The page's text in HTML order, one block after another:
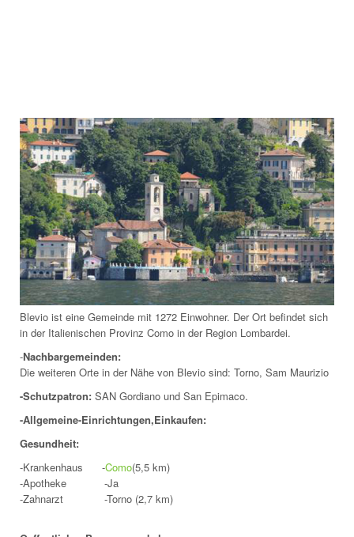
Blevio ist eine Gemeinde mit 1272 Einwohner. Der Ort befindet sich
in der Italienischen Provinz Como in der Region Lombardei.
-Nachbargemeinden:
Die weiteren Orte in der Nähe von Blevio sind: Torno, Sam Maurizio
-Schutzpatron: SAN Gordiano und San Epimaco.
-Allgemeine-Einrichtungen,Einkaufen:
Gesundheit:
-Krankenhaus -Como(5,5 km)
-Apotheke -Ja
-Zahnarzt -Torno (2,7 km)